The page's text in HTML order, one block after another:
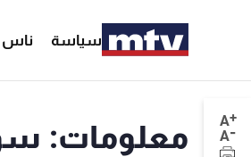
سياسة ناس
A+
A- معلومات: